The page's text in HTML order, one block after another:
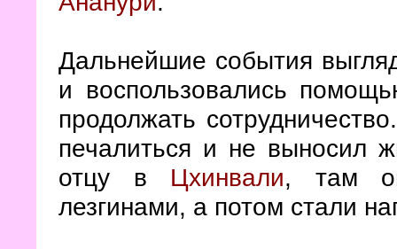
Дальнейшие события
и воспользовались
продолжать
печалиться и не выносил
отцу в Цхинвали, там
лезгинами, а потом стали